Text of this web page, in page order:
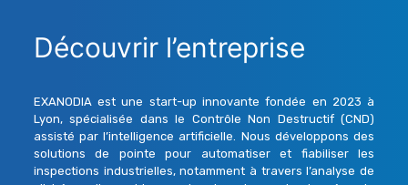
Découvrir l’entreprise
EXANODIA est une start-up innovante fondée en 2023 à
Lyon, spécialisée dans le Contrôle Non Destructif (CND)
assisté par l’intelligence artificielle. Nous développons des
solutions de pointe pour automatiser et fiabiliser les
inspections industrielles, notamment à travers l’analyse de